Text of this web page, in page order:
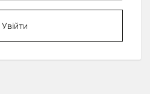
Увійти